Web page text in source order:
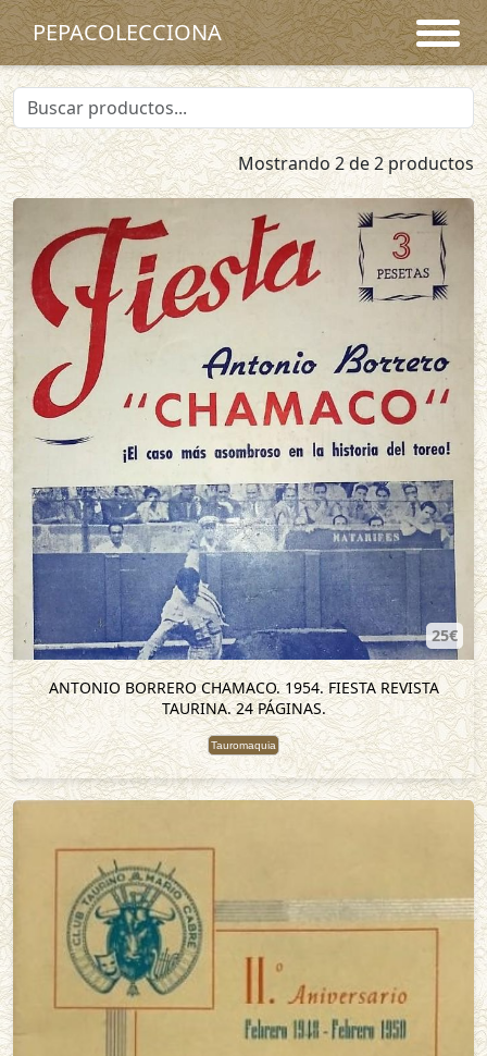
PEPACOLECCIONA
Mostrando 2 de 2 productos
25€
ANTONIO BORRERO CHAMACO. 1954. FIESTA REVISTA
TAURINA. 24 PÁGINAS.
Tauromaquia